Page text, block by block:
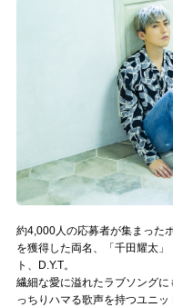
muevoクラウドファン
muevoコミュニティ
ぶいクラ！by muevo
ぶいコミュ！by muevo
約4,000人の応募者が集まった
を獲得した両名、「千田耀太
ト、D.Y.T。
繊細な愛に溢れたラブソング
っちりハマる歌声を持つユニ